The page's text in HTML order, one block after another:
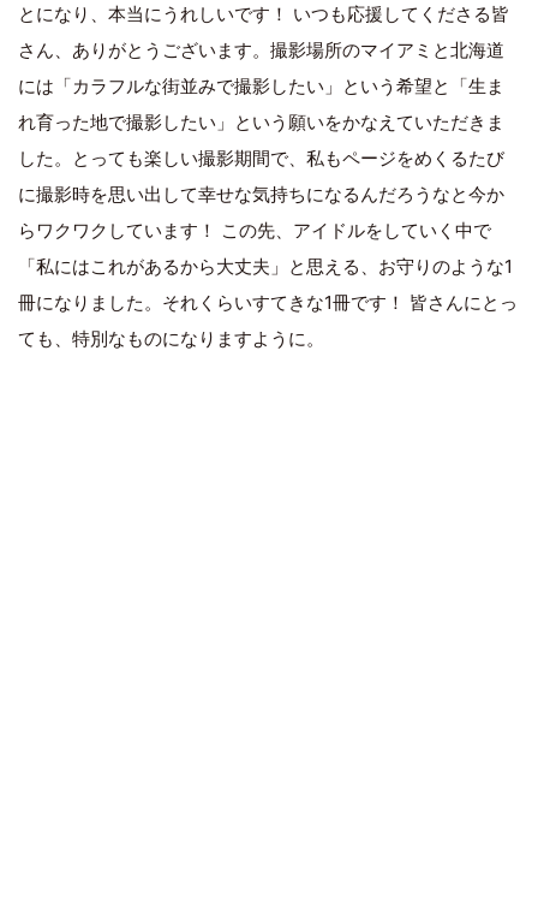
とになり、本当にうれしいです！ いつも応援してくださる皆
さん、ありがとうございます。撮影場所のマイアミと北海道
には「カラフルな街並みで撮影したい」という希望と「生ま
れ育った地で撮影したい」という願いをかなえていただきま
した。とっても楽しい撮影期間で、私もページをめくるたび
に撮影時を思い出して幸せな気持ちになるんだろうなと今か
らワクワクしています！ この先、アイドルをしていく中で
「私にはこれがあるから大丈夫」と思える、お守りのような1
冊になりました。それくらいすてきな1冊です！ 皆さんにとっ
ても、特別なものになりますように。